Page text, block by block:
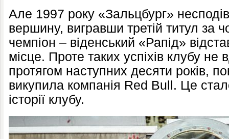
Але 1997 року «Зальцбург»
вершину, вигравши третій титул за
чемпіон – віденський «Рапід»
місце. Проте таких успіхів клубу не
протягом наступних десяти років,
викупила компанія Red Bull. Це
історії клубу.